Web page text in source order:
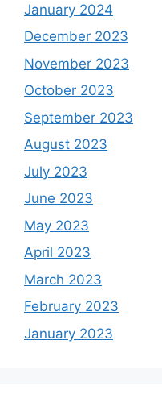
January 2024
December 2023
November 2023
October 2023
September 2023
August 2023
July 2023
June 2023
May 2023
April 2023
March 2023
February 2023
January 2023